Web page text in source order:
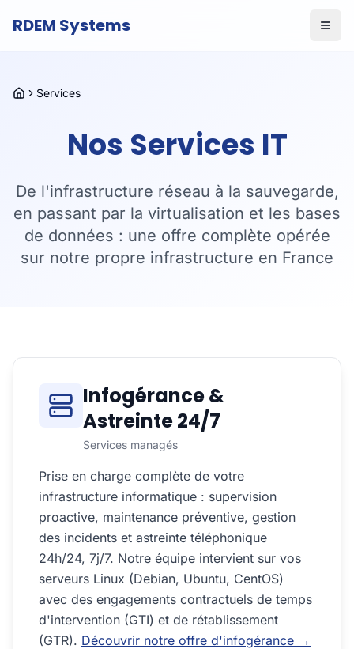
RDEM Systems
AccueilServices
Nos Services IT
De l'infrastructure réseau à la sauvegarde,
en passant par la virtualisation et les bases
de données : une offre complète opérée
sur notre propre infrastructure en France
Infogérance &
Astreinte 24/7
Services managés
Prise en charge complète de votre
infrastructure informatique : supervision
proactive, maintenance préventive, gestion
des incidents et astreinte téléphonique
24h/24, 7j/7. Notre équipe intervient sur vos
serveurs Linux (Debian, Ubuntu, CentOS)
avec des engagements contractuels de temps
d'intervention (GTI) et de rétablissement
(GTR). Découvrir notre offre d'infogérance →